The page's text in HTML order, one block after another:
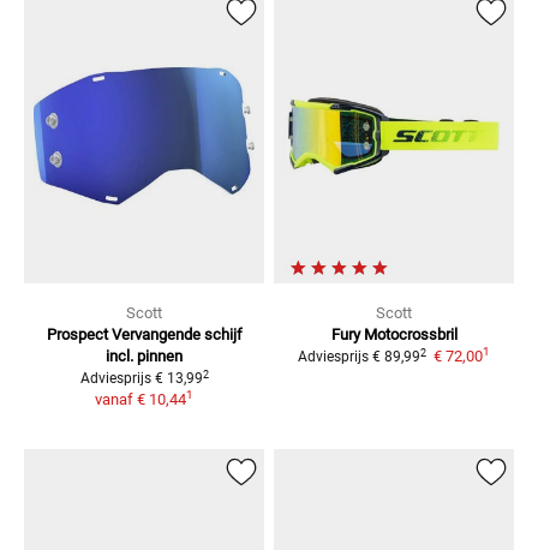
Scott
Prospect Vervangende schijf
incl. pinnen
Adviesprijs € 13,992
vanaf € 10,441
Scott
Fury Motocrossbril
Adviesprijs € 89,992 € 72,001